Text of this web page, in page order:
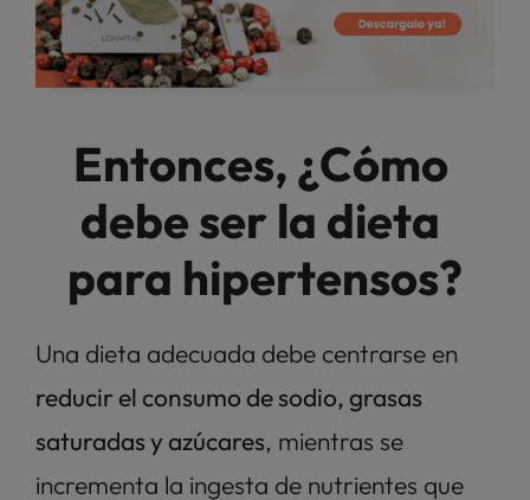
Entonces, ¿Cómo
debe ser la dieta
para hipertensos?
reducir el consumo de sodio, grasas
saturadas y azúcares, mientras se
incrementa la ingesta de nutrientes que